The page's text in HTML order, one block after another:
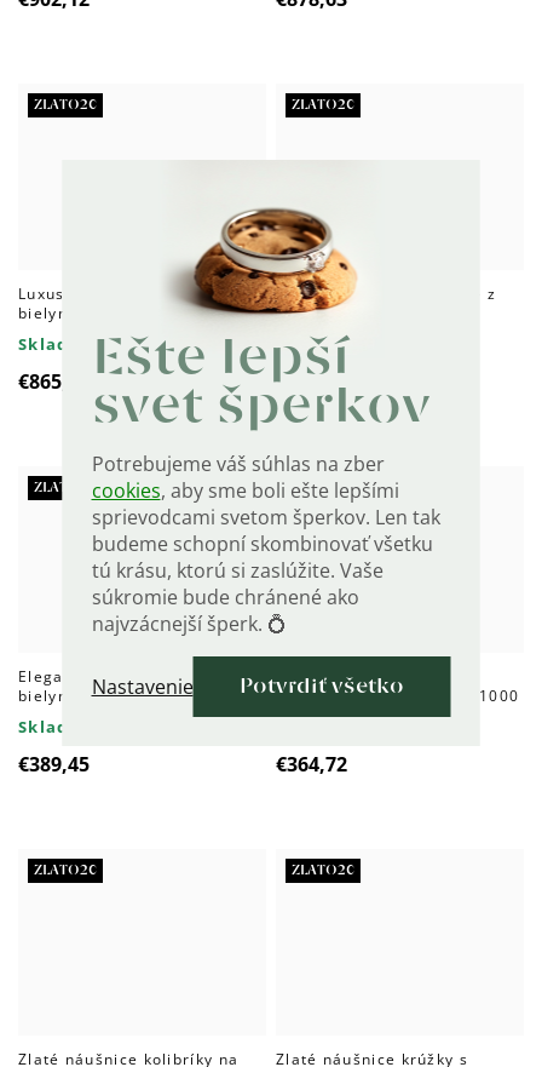
Ešte lepší
svet šperkov
Potrebujeme váš súhlas na zber
cookies, aby sme boli ešte lepšími
sprievodcami svetom šperkov. Len tak
budeme schopní skombinovať všetku
tú krásu, ktorú si zaslúžite. Vaše
súkromie bude chránené ako
najvzácnejší šperk. 💍
Nastavenie Potvrdiť všetko
ZLATO20
Luxusný zlatý náramok s
bielym zirkónom Au 585/1000
Skladom do 4 dní
€865,03
ZLATO20
Elegantné zlaté náušnice z
bieleho zlata s bielymi
zirkónmi Au 585/1000
Skladom do 4 dní
€390,69
ZLATO20
Elegantné zlaté náušnice s
bielymi zirkónmi Au 585/1000
Skladom do 4 dní
€389,45
ZLATO20
Zlatý prívesok koliesko s
bielym zirkónom Au 585/1000
€364,72
ZLATO20
Zlaté náušnice kolibríky na
ZLATO20
Zlaté náušnice krúžky s